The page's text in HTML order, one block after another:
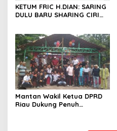
KETUM FRIC H.DIAN: SARING
DULU BARU SHARING CIRI
Mantan Wakil Ketua DPRD
Riau Dukung Penuh
Kabupaten Kepulauan